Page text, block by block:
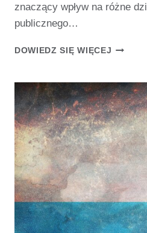
znaczący wpływ na różne
publicznego…
DOWIEDZ SIĘ WIĘCEJ ZNANI
–
I